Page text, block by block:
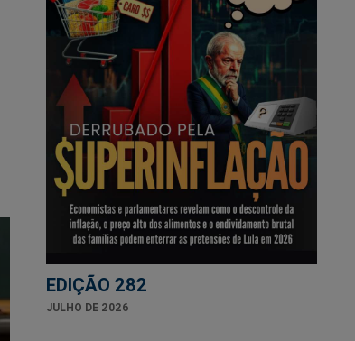
EDIÇÃO 282
JULHO DE 2026